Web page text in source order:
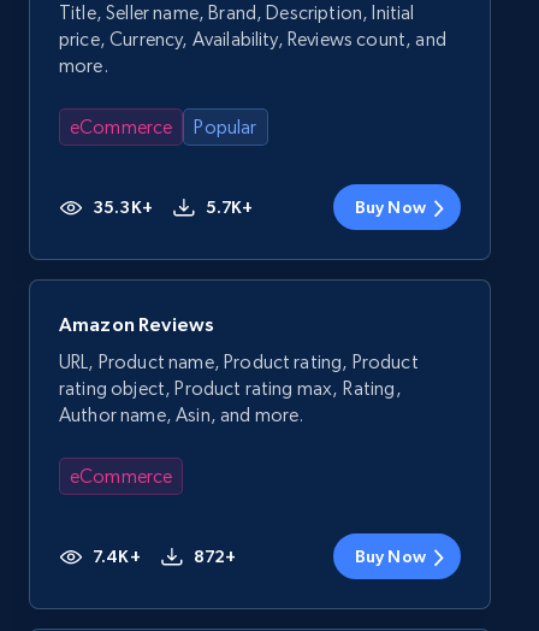
Title, Seller name, Brand, Description, Initial
price, Currency, Availability, Reviews count, and
more.
eCommerce Popular
35.3K+ 5.7K+ Buy Now
Amazon Reviews
URL, Product name, Product rating, Product
rating object, Product rating max, Rating,
Author name, Asin, and more.
eCommerce
7.4K+ 872+ Buy Now